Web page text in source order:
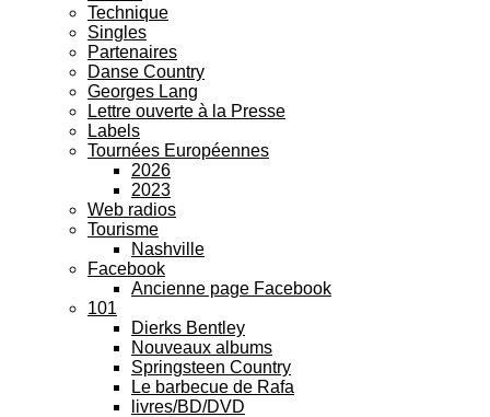
Technique
Singles
Partenaires
Danse Country
Georges Lang
Lettre ouverte à la Presse
Labels
Tournées Européennes
2026
2023
Web radios
Tourisme
Nashville
Facebook
Ancienne page Facebook
101
Dierks Bentley
Nouveaux albums
Springsteen Country
Le barbecue de Rafa
livres/BD/DVD